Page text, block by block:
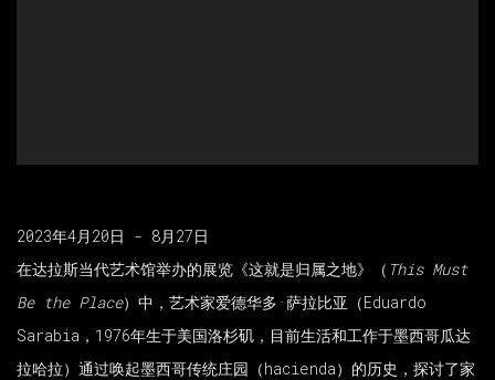
2023年4月20日 - 8月27日
在达拉斯当代艺术馆举办的展览《这就是归属之地》（ This Must
Be the Place）中，艺术家爱德华多·萨拉比亚（Eduardo
Sarabia，1976年生于美国洛杉矶，目前生活和工作于墨西哥瓜达
拉哈拉）通过唤起墨西哥传统庄园（hacienda）的历史，探讨了家